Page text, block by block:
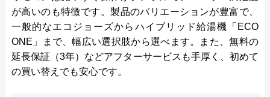
が高いのも特徴です。製品のバリエーションが豊富で、
一般的なエコジョーズからハイブリッド給湯機「ECO
ONE」まで、幅広い選択肢から選べます。また、無料の
延長保証（3年）などアフターサービスも手厚く、初めて
の買い替えでも安心です。